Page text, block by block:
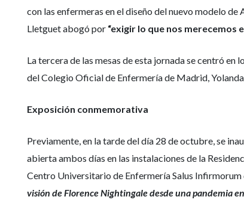
con las enfermeras en el diseño del nuevo modelo
Lletguet abogó por “exigir lo que nos merecemos
La tercera de las mesas de esta jornada se centró
del Colegio Oficial de Enfermería de Madrid,
Exposición conmemorativa
Previamente, en la tarde del día 28 de octubre, se
abierta ambos días en las instalaciones de la
Centro Universitario de Enfermería Salus
visión de Florence Nightingale desde una pandemia